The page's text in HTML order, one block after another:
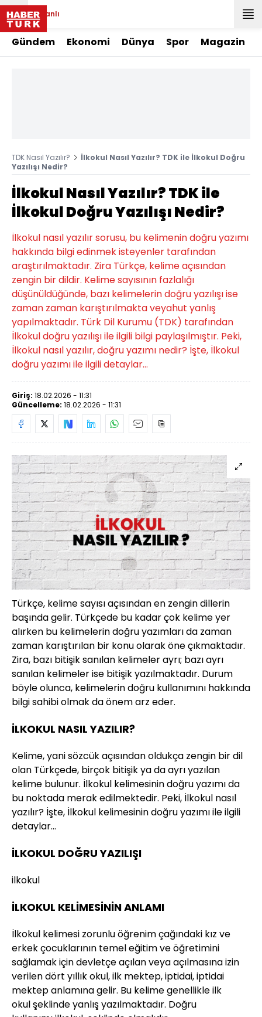
Canlı
Gündem Ekonomi Dünya Spor Magazin
TDK Nasıl Yazılır?
İlkokul Nasıl Yazılır? TDK ile İlkokul Doğru
Yazılışı Nedir?
İlkokul Nasıl Yazılır? TDK ile
İlkokul Doğru Yazılışı Nedir?
İlkokul nasıl yazılır sorusu, bu kelimenin doğru yazımı
hakkında bilgi edinmek isteyenler tarafından
araştırılmaktadır. Zira Türkçe, kelime açısından
zengin bir dildir. Kelime sayısının fazlalığı
düşünüldüğünde, bazı kelimelerin doğru yazılışı ise
zaman zaman karıştırılmakta veyahut yanlış
yapılmaktadır. Türk Dil Kurumu (TDK) tarafından
İlkokul doğru yazılışı ile ilgili bilgi paylaşılmıştır. Peki,
İlkokul nasıl yazılır, doğru yazımı nedir? İşte, İlkokul
doğru yazımı ile ilgili detaylar...
Giriş: 18.02.2026 - 11:31
Güncelleme: 18.02.2026 - 11:31
Türkçe, kelime sayısı açısından en zengin dillerin
başında gelir. Türkçede bu kadar çok kelime yer
alırken bu kelimelerin doğru yazımları da zaman
zaman karıştırılan bir konu olarak öne çıkmaktadır.
Zira, bazı bitişik sanılan kelimeler ayrı; bazı ayrı
sanılan kelimeler ise bitişik yazılmaktadır. Durum
böyle olunca, kelimelerin doğru kullanımını hakkında
bilgi sahibi olmak da önem arz eder.
İLKOKUL NASIL YAZILIR?
Kelime, yani sözcük açısından oldukça zengin bir dil
olan Türkçede, birçok bitişik ya da ayrı yazılan
kelime bulunur. İlkokul kelimesinin doğru yazımı da
bu noktada merak edilmektedir. Peki, İlkokul nasıl
yazılır? İşte, İlkokul kelimesinin doğru yazımı ile ilgili
detaylar…
İLKOKUL DOĞRU YAZILIŞI
ilkokul
İLKOKUL KELİMESİNİN ANLAMI
İlkokul kelimesi zorunlu öğrenim çağındaki kız ve
erkek çocuklarının temel eğitim ve öğretimini
sağlamak için devletçe açılan veya açılmasına izin
verilen dört yıllık okul, ilk mektep, iptidai, iptidai
mektep anlamına gelir. Bu kelime genellikle ilk
okul şeklinde yanlış yazılmaktadır. Doğru